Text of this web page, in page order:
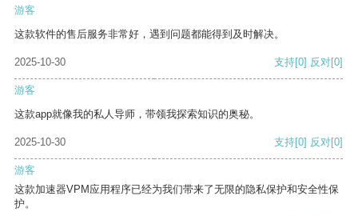
游客
这款软件的售后服务非常好，遇到问题都能得到及时解决。
2025-10-30 支持[0] 反对[0]
游客
这款app就像我的私人导师，带领我探索知识的奥秘。
2025-10-30 支持[0] 反对[0]
游客
这款加速器VPM应用程序已经为我们带来了无限的隐私保护和安全性保
护。